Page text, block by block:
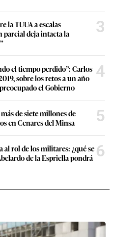
la TUUA a escalas
deja intacta la
3
el tiempo perdido”: Carlos
sobre los retos a un año
el Gobierno
4
de siete millones de
en Cenares del Minsa
5
al rol de los militares: ¿qué se
de la Espriella pondrá 6